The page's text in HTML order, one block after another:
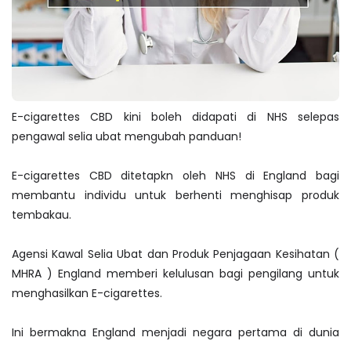
E-cigarettes CBD kini boleh didapati di NHS selepas
pengawal selia ubat mengubah panduan!
E-cigarettes CBD ditetapkn oleh NHS di England bagi
membantu individu untuk berhenti menghisap produk
tembakau.
Agensi Kawal Selia Ubat dan Produk Penjagaan Kesihatan (
MHRA ) England memberi kelulusan bagi pengilang untuk
menghasilkan E-cigarettes.
Ini bermakna England menjadi negara pertama di dunia